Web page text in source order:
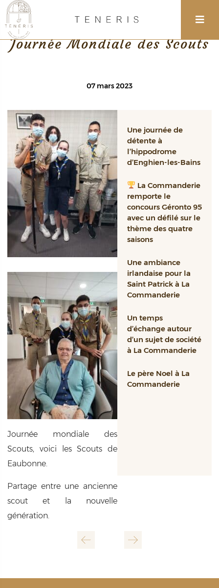
Retour
Journée Mondiale des Scouts
07 mars 2023
Journée mondiale des
Scouts, voici les Scouts de
Eaubonne.
Partage entre une ancienne
scout et la nouvelle
génération.
Une journée de
détente à
l’hippodrome
d’Enghien-les-Bains
La Commanderie
remporte le
concours Géronto 95
avec un défilé sur le
thème des quatre
saisons
Une ambiance
irlandaise pour la
Saint Patrick à La
Commanderie
Un temps
d’échange autour
d’un sujet de société
à La Commanderie
Le père Noel à La
Commanderie